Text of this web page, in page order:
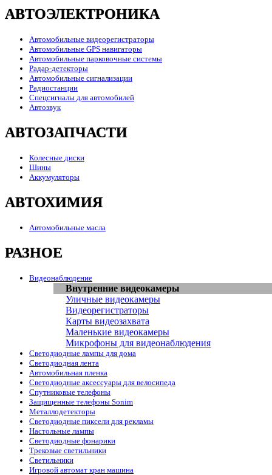
АВТОЭЛЕКТРОНИКА
Автомобильные видеорегистраторы
Автомобильные GPS навигаторы
Автомобильные парковочные системы
Радар-детекторы
Автомобильные сигнализации
Радиостанции
Спецсигналы для автомобилей
Автозвук
АВТОЗАПЧАСТИ
Колесные диски
Шины
Аккумуляторы
АВТОХИМИЯ
Автомобильные масла
РАЗНОЕ
Видеонаблюдение
Внутренние видеокамеры
Уличные видеокамеры
Видеорегистраторы
Карты видеозахвата
Маленькие видеокамеры
Микрофоны для видеонаблюдения
Светодиодные лампы для дома
Светодиодная лента
Автомобильная пленка
Светодиодные аксессуары для велосипеда
Спутниковые телефоны
Защищенные телефоны Sonim
Металлодетекторы
Светодиодные пиксели для рекламы
Настольные лампы
Светодиодные фонарики
Трековые светильники
Светильники
Игровой автомат кран машина